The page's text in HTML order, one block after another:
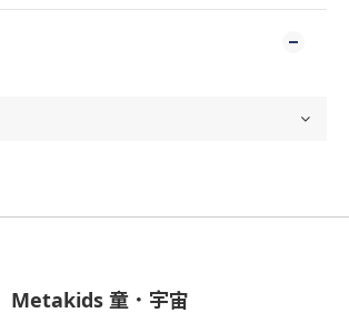
Metakids 童．宇宙